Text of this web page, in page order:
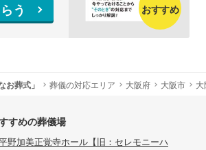
う おすすめ
お葬式」 葬儀の対応エリア 大阪府 大阪市
すめの葬儀場
野加美正覚寺ホール【旧：セレモニーハ